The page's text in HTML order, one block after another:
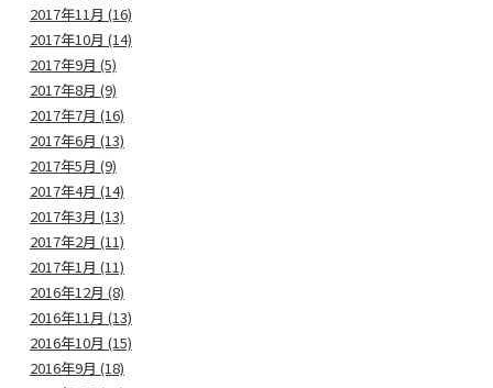
2017年11月 (16)
2017年10月 (14)
2017年9月 (5)
2017年8月 (9)
2017年7月 (16)
2017年6月 (13)
2017年5月 (9)
2017年4月 (14)
2017年3月 (13)
2017年2月 (11)
2017年1月 (11)
2016年12月 (8)
2016年11月 (13)
2016年10月 (15)
2016年9月 (18)